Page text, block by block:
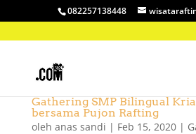
082257138448
Gathering SMP Bilingual
bersama Pujon Rafting
oleh anas sandi | Feb 15, 2020|